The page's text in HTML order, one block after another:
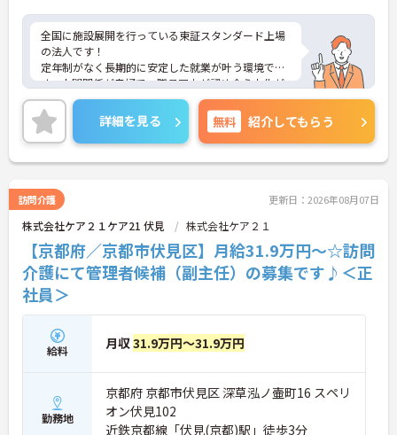
全国に施設展開を行っている東証スタンダード上場
の法人です！
定年制がなく長期的に安定した就業が叶う環境で
す。人間関係が良好で、職員同士が認め合う文化が
根付いています。
ご興味のある方には、面接対策ポイントなど、さら
に詳細をご案内しますのでお気軽にご相談くださ
い！
詳細を見る 無料 紹介してもらう
訪問介護 更新日：2026年08月07日
株式会社ケア２１ケア21 伏見 株式会社ケア２１
【京都府／京都市伏見区】月給31.9万円～☆訪問
介護にて管理者候補（副主任）の募集です♪＜正
社員＞
給料 月収31.9万円～31.9万円
勤務地
京都府 京都市伏見区 深草泓ノ壷町16 スペリ
オン伏見102
近鉄京都線「伏見(京都)駅」徒歩3分